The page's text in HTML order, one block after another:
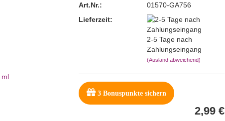
Art.Nr.:
01570-GA756
Lieferzeit:
2-5 Tage nach
Zahlungseingang
(Ausland abweichend)
3Bonuspunkte sichern
2,99 €